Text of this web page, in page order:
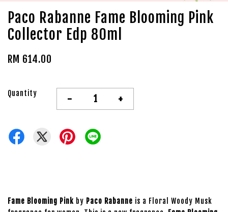
Paco Rabanne Fame Blooming Pink
Collector Edp 80ml
RM 614.00
Quantity - +
Fame Blooming Pink by Paco Rabanne is a Floral Woody Musk